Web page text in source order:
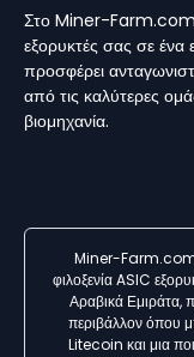
Στο Miner-Farm.com
εξορυκτές σας σε ένα
προσφέρει
από τις καλύτερες
βιομηχανία.
Miner-Farm.com
φιλοξενία ASIC
Αραβικά Εμιράτα,
περιβάλλον όπου
Litecoin και μια